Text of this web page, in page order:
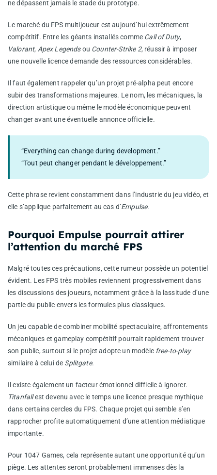
ne dépassent jamais le stade du prototype.
Le marché du FPS multijoueur est aujourd’hui extrêmement
compétitif. Entre les géants installés comme Call of Duty,
Valorant, Apex Legendsou Counter-Strike 2, réussir à imposer
une nouvelle licence demande des ressources considérables.
Il faut également rappeler qu’un projet pré-alpha peut encore
subir des transformations majeures. Le nom, les mécaniques, la
direction artistique ou même le modèle économique peuvent
changer avant une éventuelle annonce officielle.
“Everything can change during development.”
“Tout peut changer pendant le développement.”
Cette phrase revient constamment dans l’industrie du jeu vidéo, et
elle s’applique parfaitement au cas d’Empulse.
Pourquoi Empulse pourrait attirer
l’attention du marché FPS
Malgré toutes ces précautions, cette rumeur possède un potentiel
évident. Les FPS très mobiles reviennent progressivement dans
les discussions des joueurs, notamment grâce à la lassitude d’une
partie du public envers les formules plus classiques.
Un jeu capable de combiner mobilité spectaculaire, affrontements
mécaniques et gameplay compétitif pourrait rapidement trouver
son public, surtout si le projet adopte un modèle free-to-play
similaire à celui de Splitgate.
Il existe également un facteur émotionnel difficile à ignorer.
Titanfallest devenu avec le temps une licence presque mythique
dans certains cercles du FPS. Chaque projet qui semble s’en
rapprocher profite automatiquement d’une attention médiatique
importante.
Pour 1047 Games, cela représente autant une opportunité qu’un
piège. Les attentes seront probablement immenses dès la